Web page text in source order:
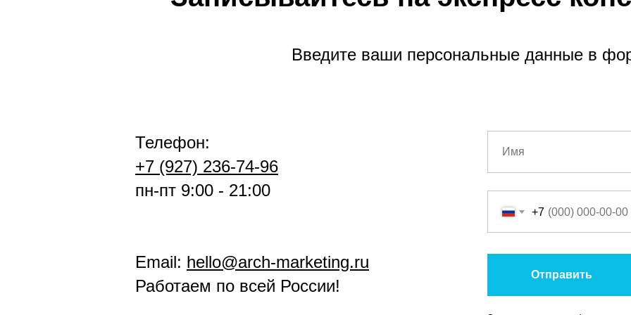
Введите ваши персональные данные в
Телефон:
+7 (927) 236-74-96
пн-пт 9:00 - 21:00
Email: hello@arch-marketing.ru
Работаем по всей России!
+7
Отправить